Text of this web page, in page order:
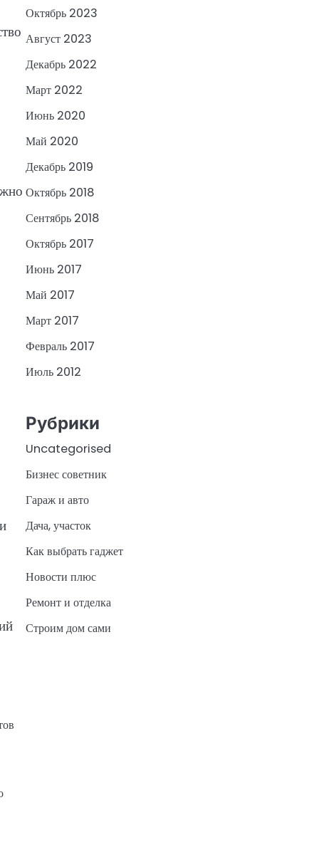
Октябрь 2023
Август 2023
Декабрь 2022
Март 2022
Июнь 2020
Май 2020
Декабрь 2019
Октябрь 2018
Сентябрь 2018
Октябрь 2017
Июнь 2017
Май 2017
Март 2017
Февраль 2017
Июль 2012
Рубрики
Uncategorised
Бизнес советник
Гараж и авто
Дача, участок
Как выбрать гаджет
Новости плюс
Ремонт и отделка
Строим дом сами